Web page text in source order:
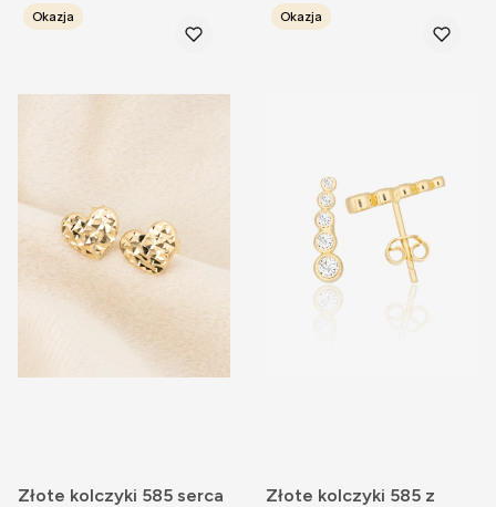
Okazja
Złote kolczyki 585 serca
Okazja
Złote kolczyki 585 z